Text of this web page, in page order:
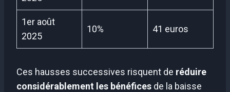
1er août
2025
10% 41 euros
Ces hausses successives risquent de réduire
considérablement les bénéfices de la baisse